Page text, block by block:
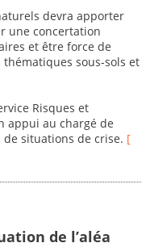
devra apporter
une concertation
et être force de
sous-sols et
Risques et
appui au chargé de
situations de crise. [
de l’aléa